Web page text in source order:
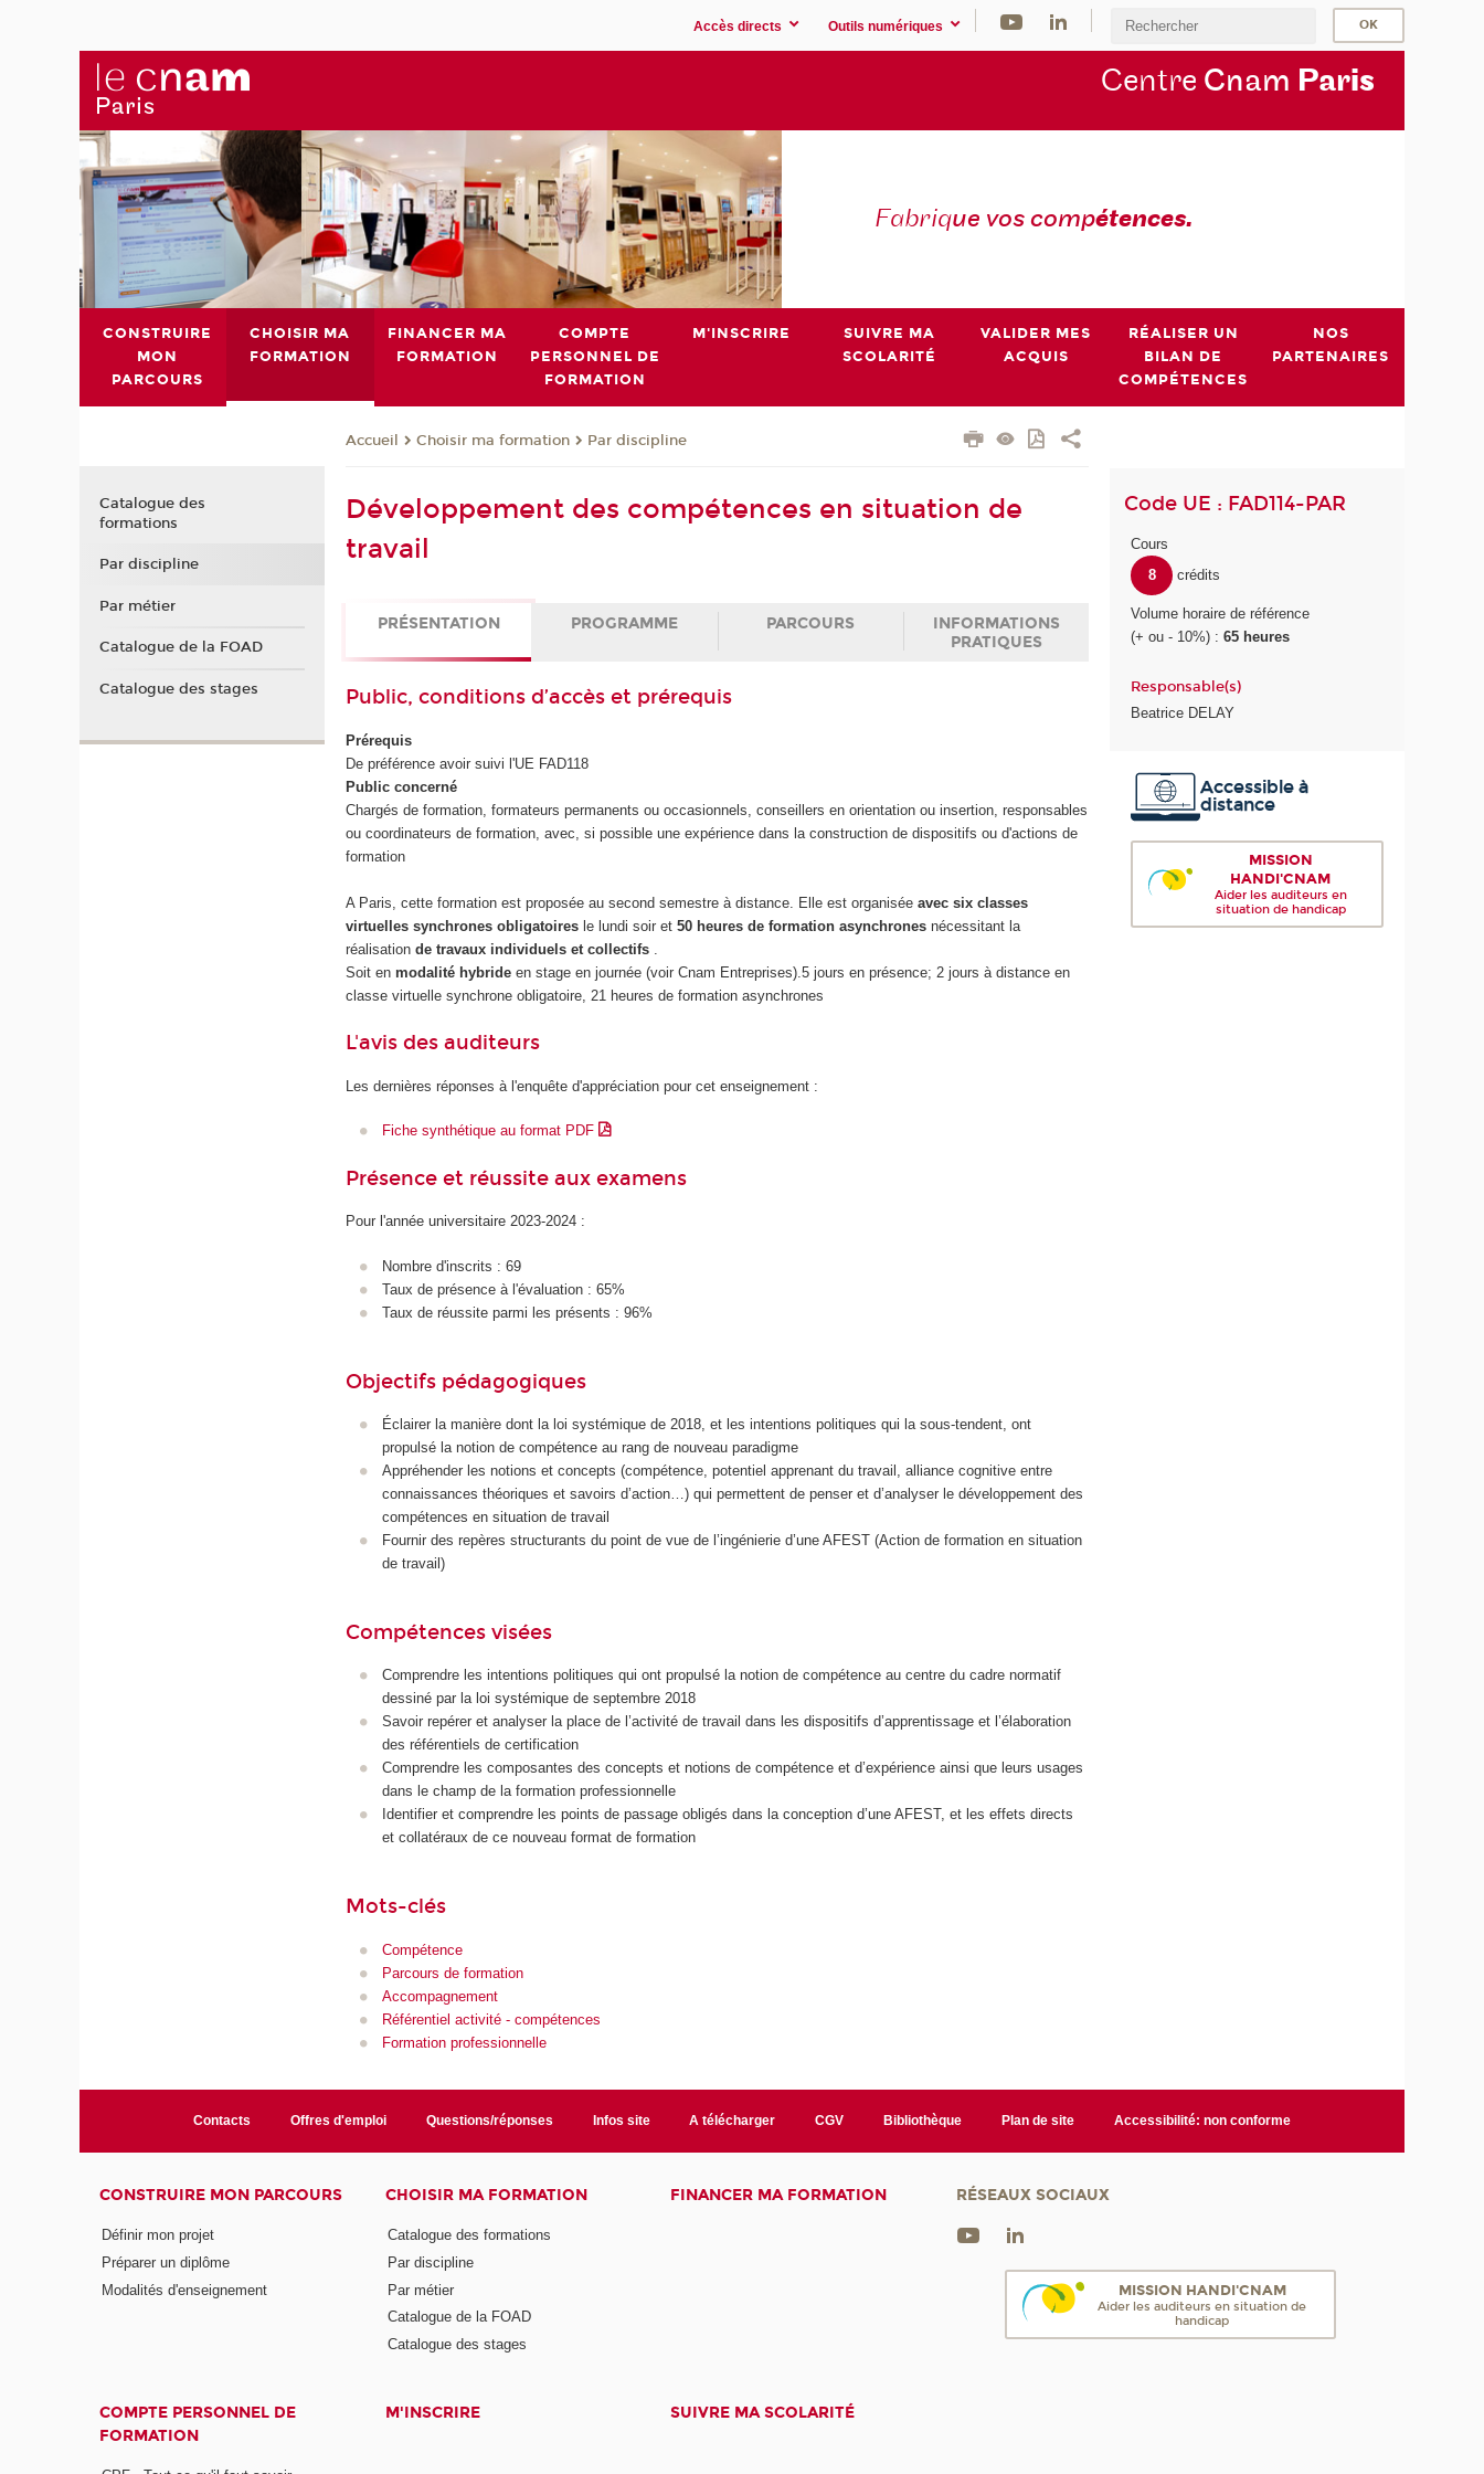
Accès directs Outils numériques
Centre Cnam Paris
Fabrique vos compétences.
CONSTRUIRE
MON
PARCOURS
CHOISIR MA
FORMATION
FINANCER MA
FORMATION
COMPTE
PERSONNEL DE
FORMATION
M'INSCRIRE
SUIVRE MA
SCOLARITÉ
VALIDER MES
ACQUIS
RÉALISER UN
BILAN DE
COMPÉTENCES
NOS
PARTENAIRES
Accueil Choisir ma formation Par discipline
Développement des compétences en situation de
travail
PRÉSENTATION PROGRAMME PARCOURS
INFORMATIONS
PRATIQUES
Public, conditions d’accès et prérequis
Prérequis
De préférence avoir suivi l'UE FAD118
Public concerné
Chargés de formation, formateurs permanents ou occasionnels, conseillers en orientation ou insertion, responsables
ou coordinateurs de formation, avec, si possible une expérience dans la construction de dispositifs ou d'actions de
formation
A Paris, cette formation est proposée au second semestre à distance. Elle est organiséeavec six classes
virtuelles synchrones obligatoires le lundi soir et50 heures de formation asynchrones nécessitant la
réalisationde travaux individuels et collectifs
Soit enmodalité hybride en stage en journée (voir Cnam Entreprises).5 jours en présence; 2 jours à distance en
classe virtuelle synchrone obligatoire, 21 heures de formation asynchrones
L'avis des auditeurs
Les dernières réponses à l'enquête d'appréciation pour cet enseignement :
Fiche synthétique au format PDF
Présence et réussite aux examens
Pour l'année universitaire 2023-2024 :
Nombre d'inscrits : 69
Taux de présence à l'évaluation : 65%
Taux de réussite parmi les présents : 96%
Objectifs pédagogiques
Éclairer la manière dont la loi systémique de 2018, et les intentions politiques qui la sous-tendent, ont
propulsé la notion de compétence au rang de nouveau paradigme
Appréhender les notions et concepts (compétence, potentiel apprenant du travail, alliance cognitive entre
connaissances théoriques et savoirs d’action…) qui permettent de penser et d’analyser le développement des
compétences en situation de travail
Fournir des repères structurants du point de vue de l’ingénierie d’une AFEST (Action de formation en situation
de travail)
Compétences visées
Comprendre les intentions politiques qui ont propulsé la notion de compétence au centre du cadre normatif
dessiné par la loi systémique de septembre 2018
Savoir repérer et analyser la place de l’activité de travail dans les dispositifs d’apprentissage et l’élaboration
des référentiels de certification
Comprendre les composantes des concepts et notions de compétence et d’expérience ainsi que leurs usages
dans le champ de la formation professionnelle
Identifier et comprendre les points de passage obligés dans la conception d’une AFEST, et les effets directs
et collatéraux de ce nouveau format de formation
Mots-clés
Compétence
Parcours de formation
Accompagnement
Référentiel activité - compétences
Formation professionnelle
Code UE : FAD114-PAR
Cours
8
crédits
Volume horaire de référence
(+ ou - 10%) :65 heures
Responsable(s)
Beatrice DELAY
Accessible à
distance
MISSION
HANDI'CNAM
Aider les auditeurs en
situation de handicap
Catalogue des
formations
Par discipline
Par métier
Catalogue de la FOAD
Catalogue des stages
Contacts Offres d'emploi Questions/réponses Infos site A télécharger CGV Bibliothèque Plan de site Accessibilité: non conforme
CONSTRUIRE MON PARCOURS
Définir mon projet
Préparer un diplôme
Modalités d'enseignement
CHOISIR MA FORMATION
Catalogue des formations
Par discipline
Par métier
Catalogue de la FOAD
Catalogue des stages
FINANCER MA FORMATION
COMPTE PERSONNEL DE
FORMATION
M'INSCRIRE SUIVRE MA SCOLARITÉ
RÉSEAUX SOCIAUX
MISSION HANDI'CNAM
Aider les auditeurs en situation de
handicap